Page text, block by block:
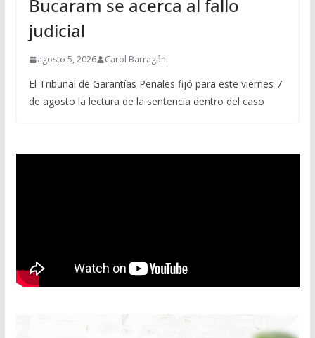
Bucaram se acerca al fallo
judicial
agosto 5, 2026 Carol Barragán
El Tribunal de Garantías Penales fijó para este viernes 7
de agosto la lectura de la sentencia dentro del caso